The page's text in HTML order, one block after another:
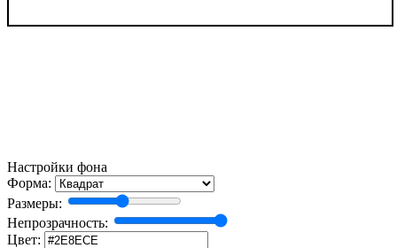
Настройки фона
Форма:
Размеры:
Непрозрачность:
Цвет: